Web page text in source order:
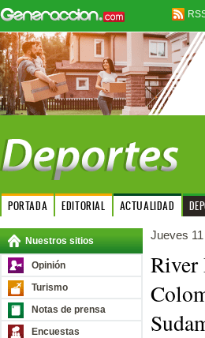
PORTADA EDITORIAL ACTUALIDAD
Nuestros sitios
Opinión
Turismo
Notas de prensa
Encuestas
Jueves
River